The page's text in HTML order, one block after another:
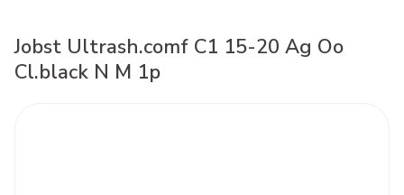
Jobst Ultrash.comf C1 15-20 Ag Oo
Cl.black N M 1p